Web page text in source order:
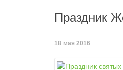
Праздник
18 мая 2016.